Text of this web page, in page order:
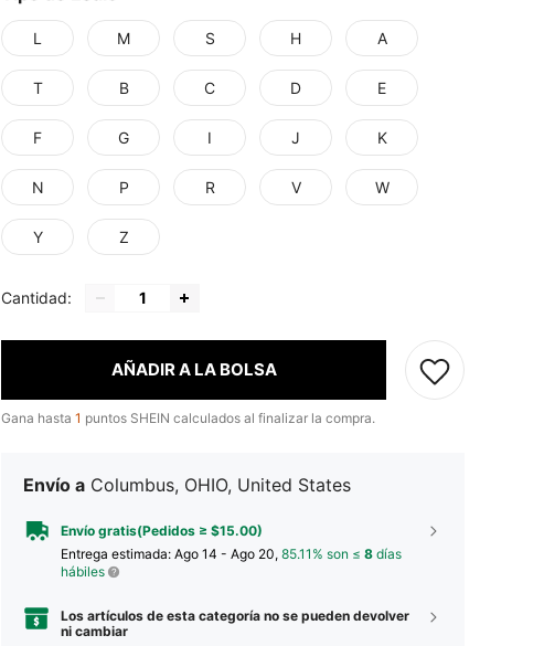
L M S H A
T B C D E
F G I J K
N P R V W
Y Z
Cantidad:
AÑADIR A LA BOLSA
Gana hasta 1 puntos SHEIN calculados al finalizar la compra.
Envío a Columbus, OHIO, United States
Envío gratis(Pedidos ≥ $15.00)
Entrega estimada: Ago 14 - Ago 20, 85.11% son ≤ 8 días
hábiles
Los artículos de esta categoría no se pueden devolver
ni cambiar